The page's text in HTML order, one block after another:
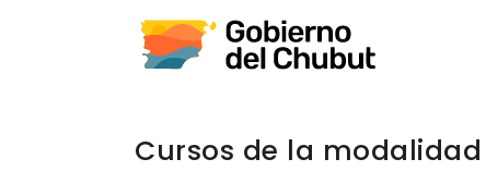
Cursos de la